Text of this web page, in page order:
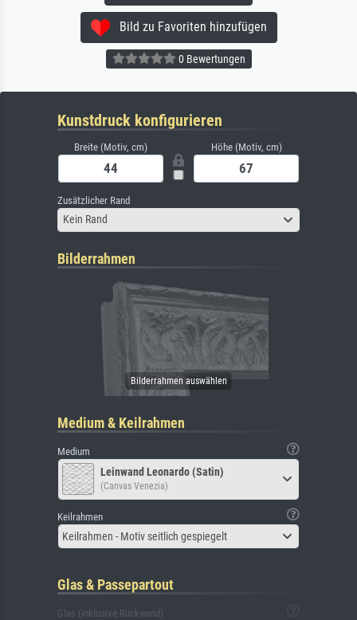
Bild zu Favoriten hinzufügen
0 Bewertungen
Kunstdruck konfigurieren
Breite (Motiv, cm) Höhe (Motiv, cm)
Zusätzlicher Rand
Kein Rand
Bilderrahmen
Medium & Keilrahmen
Medium
Leinwand Leonardo (Satin)
(Canvas Venezia)
Keilrahmen
Keilrahmen - Motiv seitlich gespiegelt
Glas & Passepartout
Glas (inklusive Rückwand)